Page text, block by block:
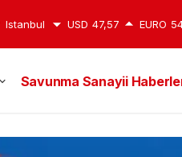
Istanbul USD 47,57 EURO
Savunma Sanayii